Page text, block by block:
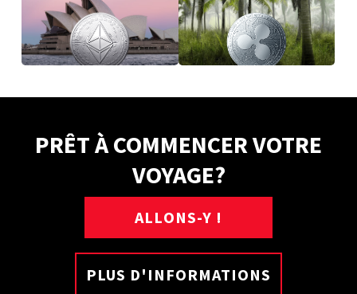
PRÊT À COMMENCER VOTRE
VOYAGE?
ALLONS-Y !
PLUS D'INFORMATIONS